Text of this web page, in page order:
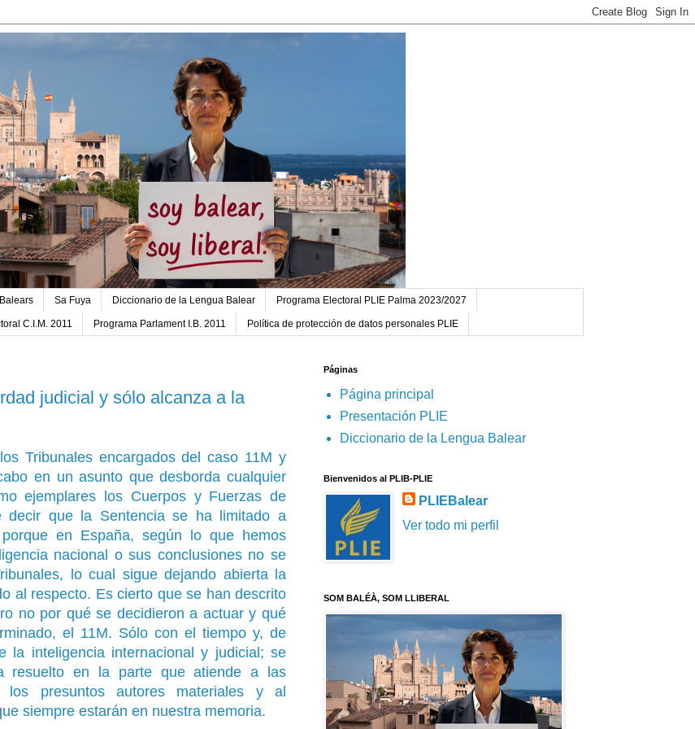
Sa Fuya Diccionario de la Lengua Balear Programa Electoral PLIE Palma 2023/2027
C.I.M. 2011 Programa Parlament I.B. 2011 Política de protección de datos personales PLIE
judicial y sólo alcanza a la
Tribunales encargados del caso 11M y
en un asunto que desborda cualquier
ejemplares los Cuerpos y Fuerzas de
decir que la Sentencia se ha limitado a
en España, según lo que hemos
nacional o sus conclusiones no se
lo cual sigue dejando abierta la
al respecto. Es cierto que se han descrito
no por qué se decidieron a actuar y qué
el 11M. Sólo con el tiempo y, de
la inteligencia internacional y judicial; se
resuelto en la parte que atiende a las
los presuntos autores materiales y al
siempre estarán en nuestra memoria.
Páginas
Página principal
Presentación PLIE
Diccionario de la Lengua Balear
Bienvenidos al PLIB-PLIE
PLIEBalear
Ver todo mi perfil
SOM BALÉÀ, SOM LLIBERAL